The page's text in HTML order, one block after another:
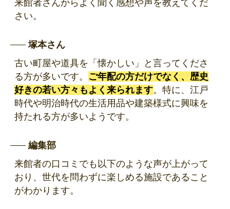
来館者さんからよく聞く感想や声を教えてくだ
さい。
塚本さん
古い町屋や道具を「懐かしい」と言ってくださ
る方が多いです。 ご年配の方だけでなく、歴史
好きの若い方々もよく来られます。特に、江戸
時代や明治時代の生活用品や建築様式に興味を
持たれる方が多いようです。
編集部
来館者の口コミでも以下のような声が上がって
おり、世代を問わずに楽しめる施設であること
がわかります。